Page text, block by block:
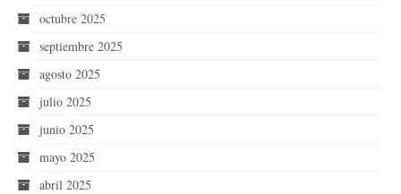
octubre 2025
septiembre 2025
agosto 2025
julio 2025
junio 2025
mayo 2025
abril 2025